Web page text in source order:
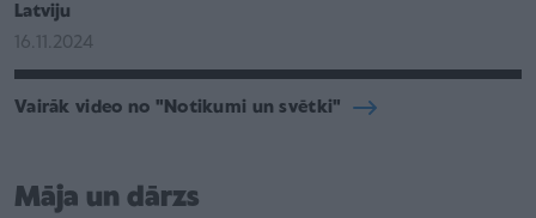
Latviju
16.11.2024
Vairāk video no "Notikumi un svētki"
Māja un dārzs